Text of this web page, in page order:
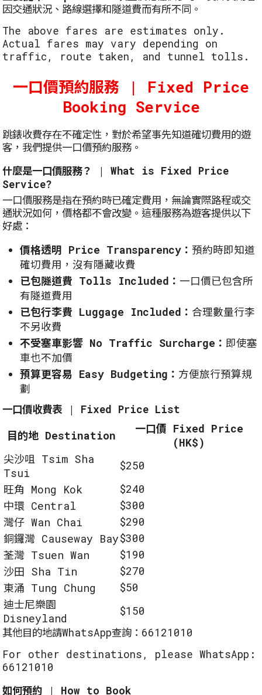
因交通狀況、路線選擇和隧道費而有所不同。
The above fares are estimates only.
Actual fares may vary depending on
traffic, route taken, and tunnel tolls.
一口價預約服務 | Fixed Price
Booking Service
跳錶收費存在不確定性，對於希望事先知道確切費用的遊
客，我們提供一口價預約服務。
什麼是一口價服務？ | What is Fixed Price
Service?
一口價服務是指在預約時已確定費用，無論實際路程或交
通狀況如何，價格都不會改變。這種服務為遊客提供以下
好處：
價格透明 Price Transparency： 預約時即知道
確切費用，沒有隱藏收費
已包隧道費 Tolls Included：一口價已包含所
有隧道費用
已包行李費 Luggage Included： 合理數量行李
不另收費
不受塞車影響 No Traffic Surcharge： 即使塞
車也不加價
預算更容易 Easy Budgeting： 方便旅行預算規
劃
一口價收費表 | Fixed Price List
目的地 Destination
一口價 Fixed Price
(HK$)
尖沙咀 Tsim Sha
Tsui
$250
旺角 Mong Kok
$240
中環 Central
$300
灣仔 Wan Chai
$290
銅鑼灣 Causeway Bay$300
荃灣 Tsuen Wan
$190
沙田 Sha Tin
$270
東涌 Tung Chung
$50
迪士尼樂園
Disneyland
$150
其他目的地請WhatsApp查詢：66121010
For other destinations, please WhatsApp:
66121010
如何預約 | How to Book